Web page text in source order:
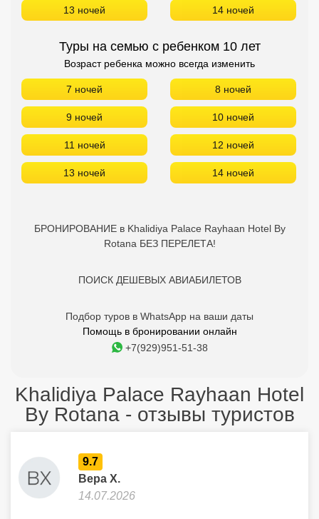
13 ночей 14 ночей
Туры на семью с ребенком 10 лет
Возраст ребенка можно всегда изменить
7 ночей 8 ночей
9 ночей 10 ночей
11 ночей 12 ночей
13 ночей 14 ночей
БРОНИРОВАНИЕ в Khalidiya Palace Rayhaan Hotel By
Rotana БЕЗ ПЕРЕЛЕТА!
ПОИСК ДЕШЕВЫХ АВИАБИЛЕТОВ
Подбор туров в WhatsApp на ваши даты
Помощь в бронировании онлайн
+7(929)951-51-38
Khalidiya Palace Rayhaan Hotel
By Rotana - отзывы туристов
9.7
Вера Х.
14.07.2026